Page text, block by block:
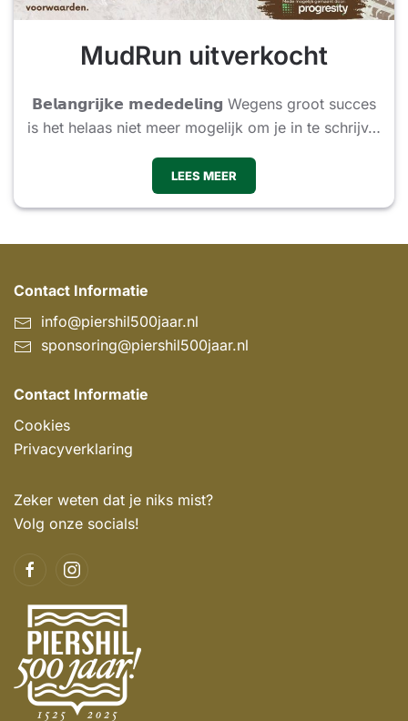
MudRun uitverkocht
𝗕𝗲𝗹𝗮𝗻𝗴𝗿𝗶𝗷𝗸𝗲 𝗺𝗲𝗱𝗲𝗱𝗲𝗹𝗶𝗻𝗴 Wegens groot succes
is het helaas niet meer mogelijk om je in te schrijv…
LEES MEER
Contact Informatie
info@piershil500jaar.nl
sponsoring@piershil500jaar.nl
Contact Informatie
Cookies
Privacyverklaring
Zeker weten dat je niks mist?
Volg onze socials!